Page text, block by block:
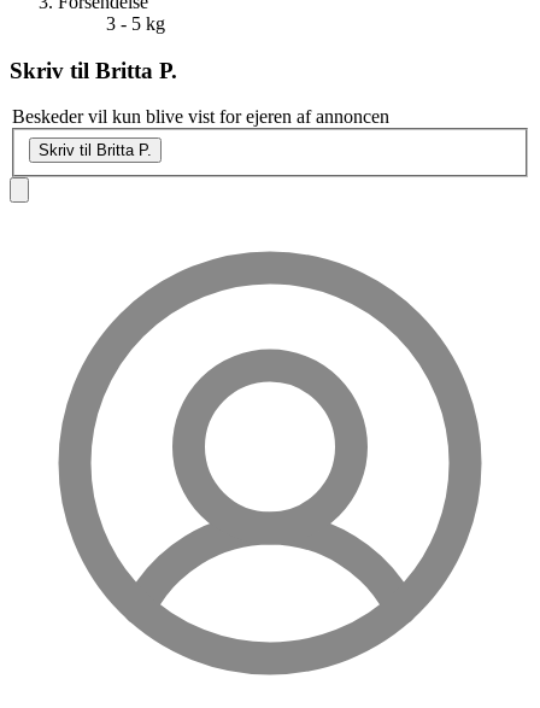
3 - 5 kg
Skriv til Britta P.
Beskeder vil kun blive vist for ejeren af annoncen
Skriv til Britta P.